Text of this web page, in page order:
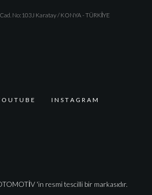
No:103J Karatay / KONYA - TÜRKİYE
O U T U B E I N S T A G R A M
'in resmi tescilli bir markasıdır.